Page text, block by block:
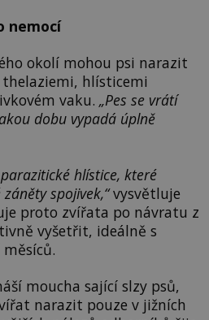
nemocí
okolí mohou psi narazit
hlísticemi
vaku. „Pes se vrátí
dobu vypadá úplně
hlístice, které
spojivek,“vysvětluje
proto zvířata po návratu z
vyšetřit, ideálně s
moucha sající slzy psů,
narazit pouze v jižních